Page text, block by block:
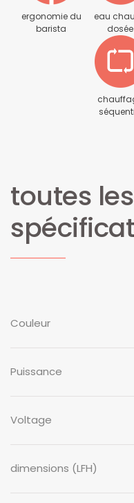
ergonomie du
barista
eau
dosée
toutes les
Couleur
Puissance
Voltage
dimensions (LFH)